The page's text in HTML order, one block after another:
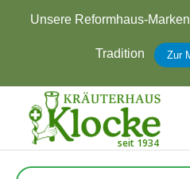
Marken und echte Kräuterhaus-
Zur Markenwelt